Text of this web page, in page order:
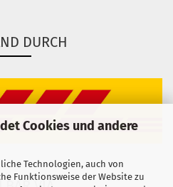
Cookies und andere
Technologien, auch von
Funktionsweise der Website zu
DURCH